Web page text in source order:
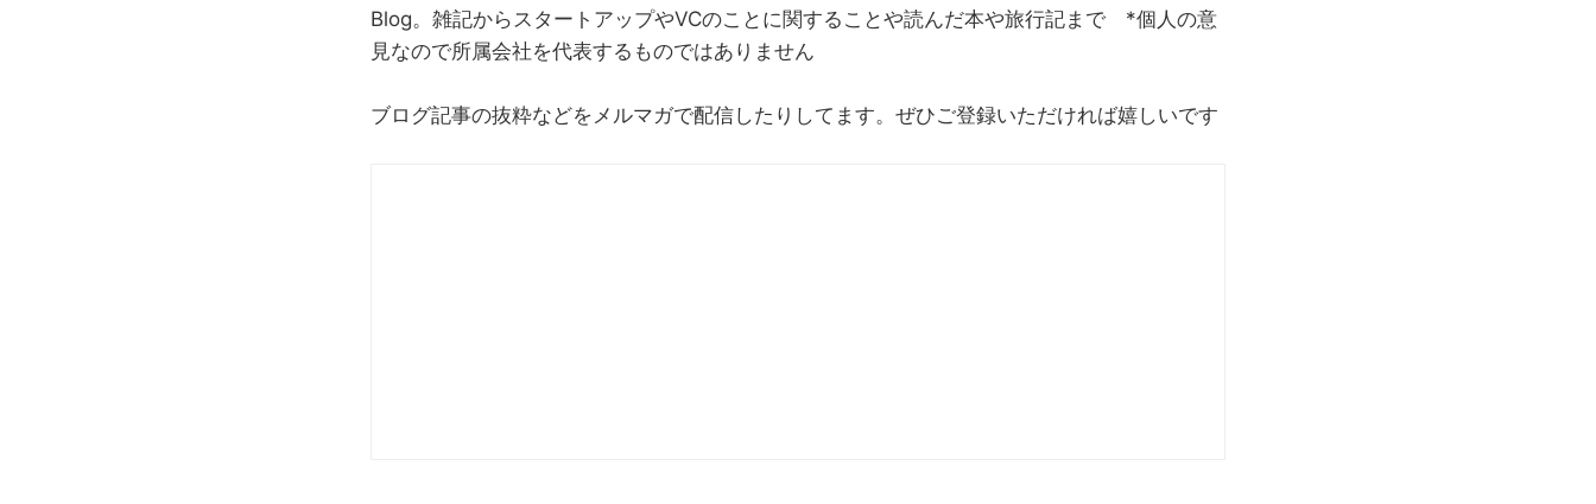
Blog。雑記からスタートアップやVCのことに関することや読んだ本や旅行記まで *個人の意
見なので所属会社を代表するものではありません
ブログ記事の抜粋などをメルマガで配信したりしてます。ぜひご登録いただければ嬉しいです